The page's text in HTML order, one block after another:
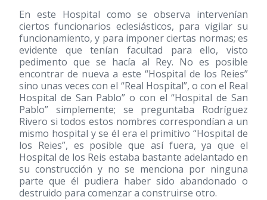
En este Hospital como se observa intervenían
ciertos funcionarios eclesiásticos, para vigilar su
funcionamiento, y para imponer ciertas normas; es
evidente que tenían facultad para ello, visto
pedimento que se hacía al Rey. No es posible
encontrar de nueva a este “Hospital de los Reies”
sino unas veces con el “Real Hospital”, o con el Real
Hospital de San Pablo” o con el “Hospital de San
Pablo” simplemente; se preguntaba Rodríguez
Rivero si todos estos nombres correspondían a un
mismo hospital y se él era el primitivo “Hospital de
los Reies”, es posible que así fuera, ya que el
Hospital de los Reis estaba bastante adelantado en
su construcción y no se menciona por ninguna
parte que él pudiera haber sido abandonado o
destruido para comenzar a construirse otro.